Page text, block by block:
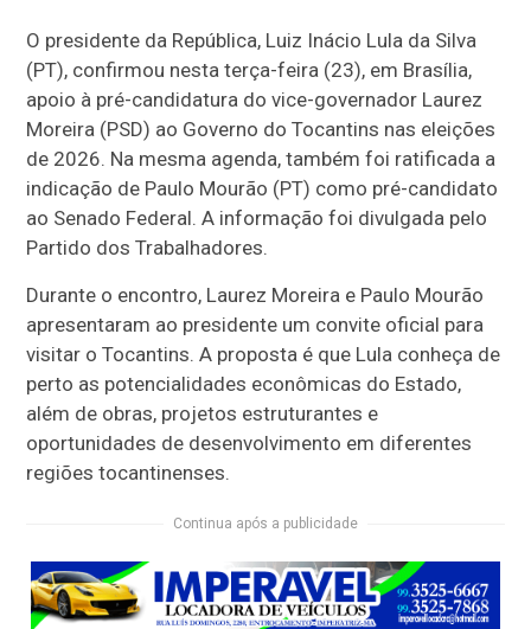
O presidente da República, Luiz Inácio Lula da Silva
(PT), confirmou nesta terça-feira (23), em Brasília,
apoio à pré-candidatura do vice-governador Laurez
Moreira (PSD) ao Governo do Tocantins nas eleições
de 2026. Na mesma agenda, também foi ratificada a
indicação de Paulo Mourão (PT) como pré-candidato
ao Senado Federal. A informação foi divulgada pelo
Partido dos Trabalhadores.
Durante o encontro, Laurez Moreira e Paulo Mourão
apresentaram ao presidente um convite oficial para
visitar o Tocantins. A proposta é que Lula conheça de
perto as potencialidades econômicas do Estado,
além de obras, projetos estruturantes e
oportunidades de desenvolvimento em diferentes
regiões tocantinenses.
Continua após a publicidade